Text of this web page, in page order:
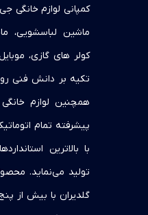
کمپانی لوازم خانگی
ماشین لباسشویی،
کولر های گازی،
تکیه بر دانش فنی
همچنین لوازم
پیشرفته تمام
با بالاترین